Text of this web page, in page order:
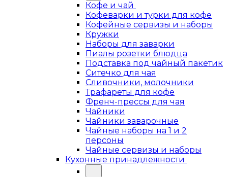
Кофе и чай
Кофеварки и турки для кофе
Кофейные сервизы и наборы
Кружки
Наборы для заварки
Пиалы розетки блюдца
Подставка под чайный пакетик
Ситечко для чая
Сливочники, молочники
Трафареты для кофе
Френч-прессы для чая
Чайники
Чайники заварочные
Чайные наборы на 1 и 2
персоны
Чайные сервизы и наборы
Кухонные принадлежности